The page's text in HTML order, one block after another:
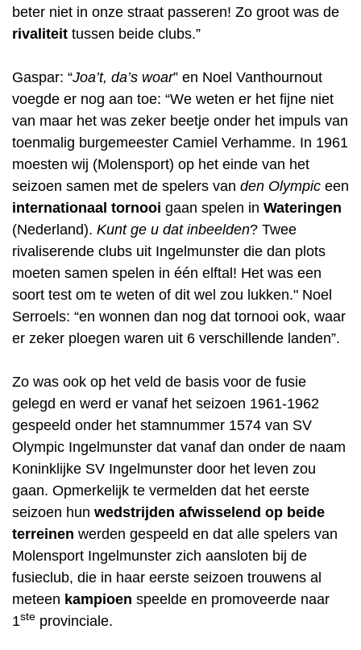
beter niet in onze straat passeren! Zo groot was de
rivaliteit tussen beide clubs.”
Gaspar: “Joa’t, da’s woar” en Noel Vanthournout
voegde er nog aan toe: “We weten er het fijne niet
van maar het was zeker beetje onder het impuls van
toenmalig burgemeester Camiel Verhamme. In 1961
moesten wij (Molensport) op het einde van het
seizoen samen met de spelers van den Olympic een
internationaal tornooi gaan spelen in Wateringen
(Nederland). Kunt ge u dat inbeelden? Twee
rivaliserende clubs uit Ingelmunster die dan plots
moeten samen spelen in één elftal! Het was een
soort test om te weten of dit wel zou lukken." Noel
Serroels: “en wonnen dan nog dat tornooi ook, waar
er zeker ploegen waren uit 6 verschillende landen”.
Zo was ook op het veld de basis voor de fusie
gelegd en werd er vanaf het seizoen 1961-1962
gespeeld onder het stamnummer 1574 van SV
Olympic Ingelmunster dat vanaf dan onder de naam
Koninklijke SV Ingelmunster door het leven zou
gaan. Opmerkelijk te vermelden dat het eerste
seizoen hun wedstrijden afwisselend op beide
terreinen werden gespeeld en dat alle spelers van
Molensport Ingelmunster zich aansloten bij de
fusieclub, die in haar eerste seizoen trouwens al
meteen kampioen speelde en promoveerde naar
1ste provinciale.